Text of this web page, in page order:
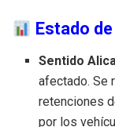
Estado
Sentido
afectado. Se
retenciones
por los